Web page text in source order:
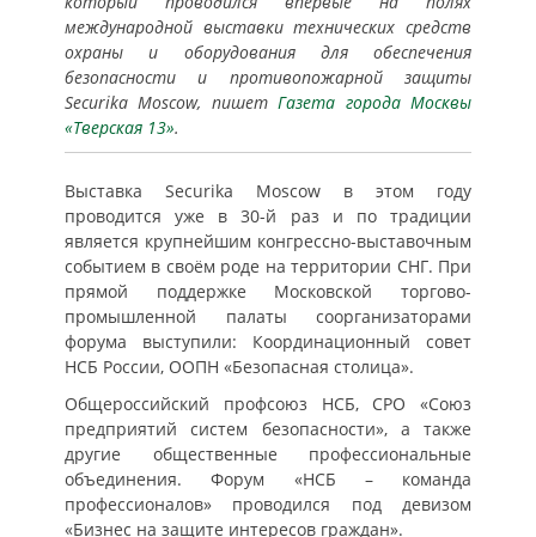
международной выставки технических средств
охраны и оборудования для обеспечения
безопасности и противопожарной защиты
Securika Moscow, пишетГазета города Москвы
«Тверская 13».
Выставка Securika Moscow в этом году
проводится уже в 30-й раз и по традиции
является крупнейшим конгрессно-выставочным
событием в своём роде на территории СНГ. При
прямой поддержке Московской торгово-
промышленной палаты соорганизаторами
форума выступили: Координационный совет
НСБ России, ООПН «Безопасная столица».
Общероссийский профсоюз НСБ, СРО «Союз
предприятий систем безопасности», а также
другие общественные профессиональные
объединения. Форум «НСБ – команда
профессионалов» проводился под девизом
«Бизнес на защите интересов граждан».